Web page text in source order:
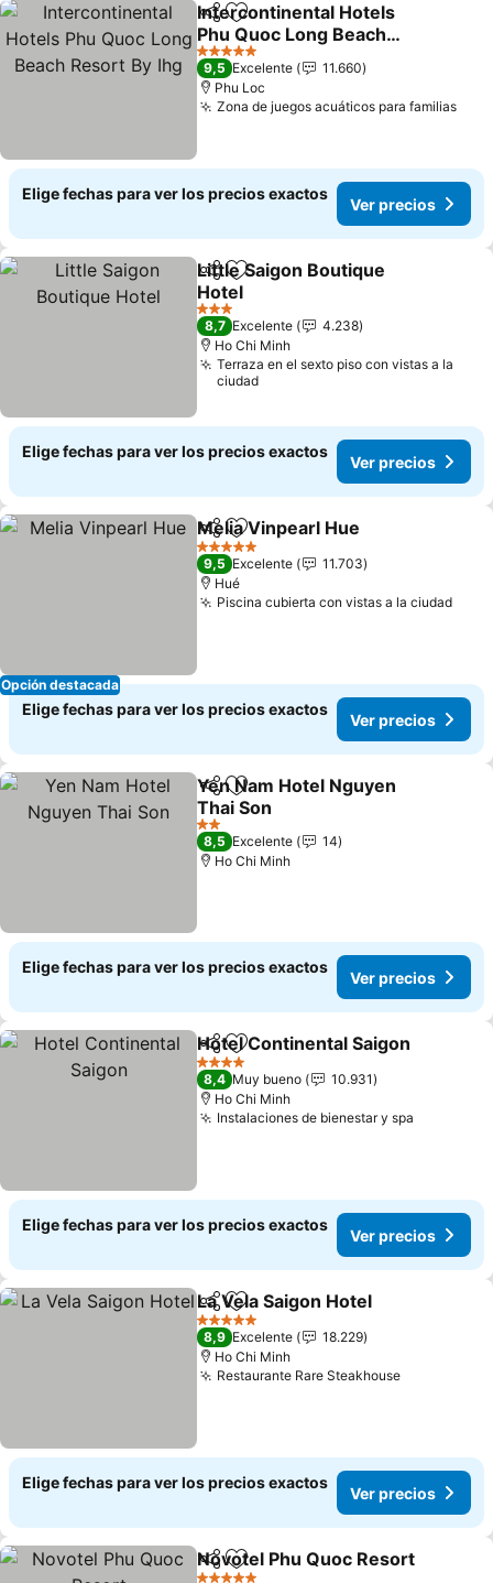
CompartirAgregar a favoritos
Intercontinental Hotels
Phu Quoc Long Beach
Resort By Ihg
Ver precios
5 Estrellas
9,5 Excelente
11.660
Phu Loc
Zona de juegos acuáticos para familiasVer
Elige fechas para ver los precios exactos
Ver precios
CompartirAgregar a favoritos
Little Saigon Boutique
Hotel
Ver precios
3 Estrellas
8,7 Excelente
4.238
Ho Chi Minh
Terraza en el sexto piso con vistas a la
ciudad
Elige fechas para ver los precios exactos
Ver precios
Opción destacada
CompartirAgregar a favoritos
Melia Vinpearl Hue
5 Estrellas
9,5 Excelente
11.703
Hué
Piscina cubierta con vistas a la ciudadVer
Elige fechas para ver los precios exactos
Ver precios
CompartirAgregar a favoritos
Yen Nam Hotel Nguyen
Thai Son
Ver precios
2 Estrellas
8,5 Excelente
14
Ho Chi Minh
Elige fechas para ver los precios exactos
Ver precios
CompartirAgregar a favoritos
Hotel Continental Saigon
4 Estrellas
8,4 Muy bueno
10.931
Ho Chi Minh
Instalaciones de bienestar y spa
Elige fechas para ver los precios exactos
Ver precios
CompartirAgregar a favoritos
La Vela Saigon Hotel
5 Estrellas
8,9 Excelente
18.229
Ho Chi Minh
Restaurante Rare SteakhouseVer
Elige fechas para ver los precios exactos
Ver precios
CompartirAgregar a favoritos
Novotel Phu Quoc Resort